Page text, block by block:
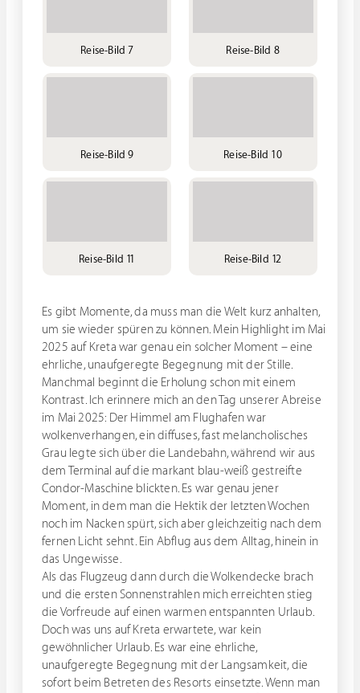
Reise-Bild 7 Reise-Bild 8
Reise-Bild 9 Reise-Bild 10
Reise-Bild 11 Reise-Bild 12
Es gibt Momente, da muss man die Welt kurz anhalten,
um sie wieder spüren zu können. Mein Highlight im Mai
2025 auf Kreta war genau ein solcher Moment – eine
ehrliche, unaufgeregte Begegnung mit der Stille.
Manchmal beginnt die Erholung schon mit einem
Kontrast. Ich erinnere mich an den Tag unserer Abreise
im Mai 2025: Der Himmel am Flughafen war
wolkenverhangen, ein diffuses, fast melancholisches
Grau legte sich über die Landebahn, während wir aus
dem Terminal auf die markant blau-weiß gestreifte
Condor-Maschine blickten. Es war genau jener
Moment, in dem man die Hektik der letzten Wochen
noch im Nacken spürt, sich aber gleichzeitig nach dem
fernen Licht sehnt. Ein Abflug aus dem Alltag, hinein in
das Ungewisse.
Als das Flugzeug dann durch die Wolkendecke brach
und die ersten Sonnenstrahlen mich erreichten stieg
die Vorfreude auf einen warmen entspannten Urlaub.
Doch was uns auf Kreta erwartete, war kein
gewöhnlicher Urlaub. Es war eine ehrliche,
unaufgeregte Begegnung mit der Langsamkeit, die
sofort beim Betreten des Resorts einsetzte. Wenn man